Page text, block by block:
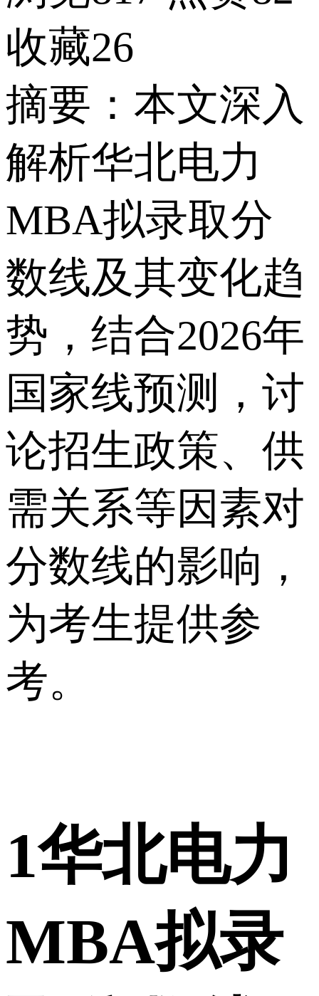
收藏26
摘要：本文深入
解析华北电力
MBA拟录取分
数线及其变化趋
势，结合2026年
国家线预测，讨
论招生政策、供
需关系等因素对
分数线的影响，
为考生提供参
考。
1华北电力
MBA拟录